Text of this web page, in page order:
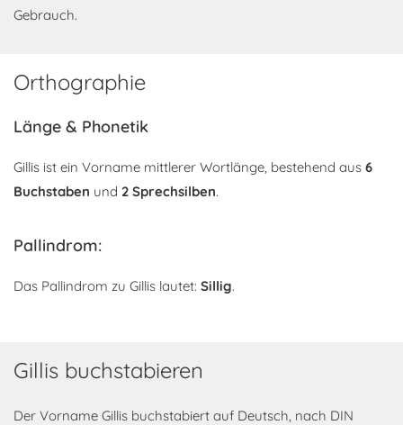
Gebrauch.
Orthographie
Länge & Phonetik
Gillis ist ein Vorname mittlerer Wortlänge, bestehend aus 6
Buchstaben und 2 Sprechsilben.
Pallindrom:
Das Pallindrom zu Gillis lautet: Sillig.
Gillis buchstabieren
Der Vorname Gillis buchstabiert auf Deutsch, nach DIN